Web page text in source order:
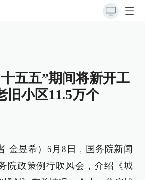
五五”期间将新开工
旧小区11.5万个
金昱希）6月8日，国务院新闻
院政策例行吹风会，介绍《城